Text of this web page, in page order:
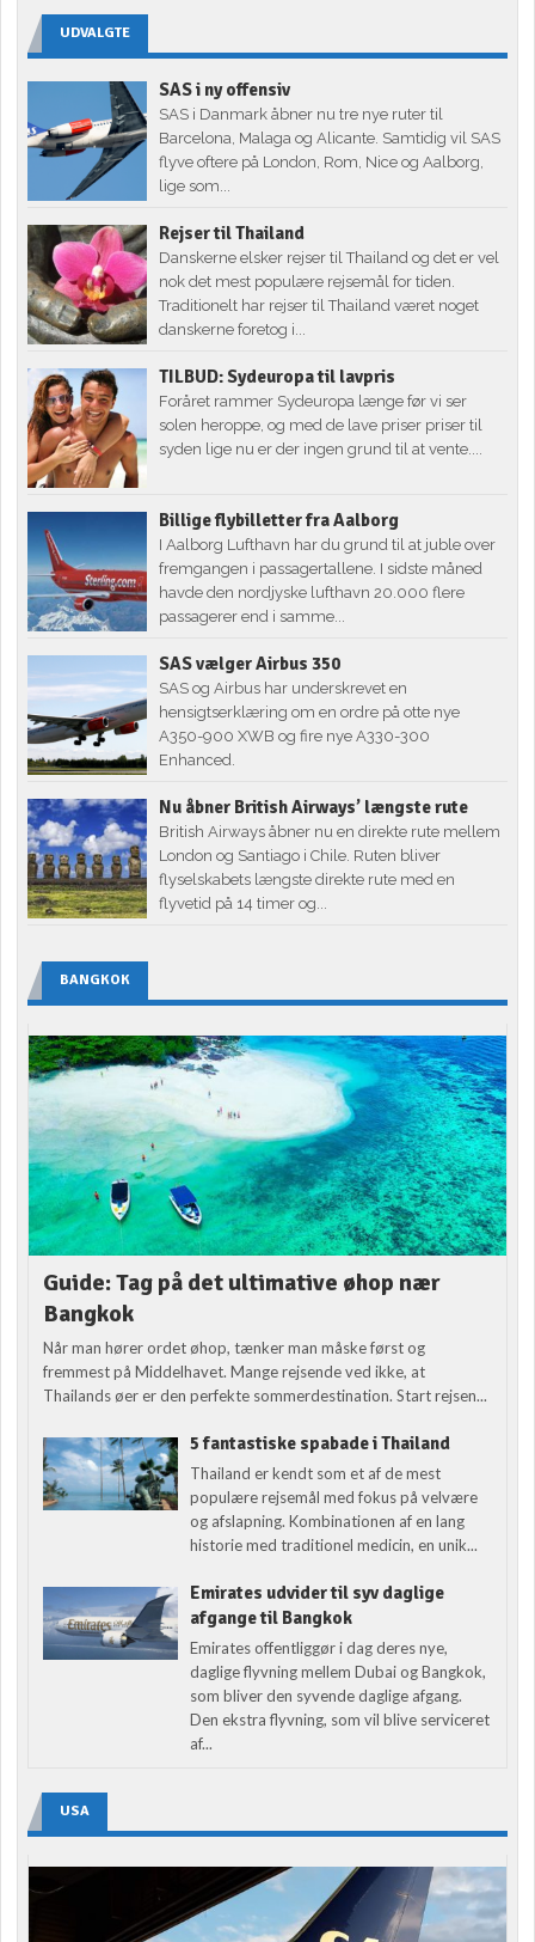
UDVALGTE
SAS i ny offensiv
SAS i Danmark åbner nu tre nye ruter til
Barcelona, Malaga og Alicante. Samtidig vil SAS
flyve oftere på London, Rom, Nice og Aalborg,
lige som...
Rejser til Thailand
Danskerne elsker rejser til Thailand og det er vel
nok det mest populære rejsemål for tiden.
Traditionelt har rejser til Thailand været noget
danskerne foretog i...
TILBUD: Sydeuropa til lavpris
Foråret rammer Sydeuropa længe før vi ser
solen heroppe, og med de lave priser priser til
syden lige nu er der ingen grund til at vente....
Billige flybilletter fra Aalborg
I Aalborg Lufthavn har du grund til at juble over
fremgangen i passagertallene. I sidste måned
havde den nordjyske lufthavn 20.000 flere
passagerer end i samme...
SAS vælger Airbus 350
SAS og Airbus har underskrevet en
hensigtserklæring om en ordre på otte nye
A350-900 XWB og fire nye A330-300
Enhanced.
Nu åbner British Airways’ længste rute
British Airways åbner nu en direkte rute mellem
London og Santiago i Chile. Ruten bliver
flyselskabets længste direkte rute med en
flyvetid på 14 timer og...
BANGKOK
Guide: Tag på det ultimative øhop nær
Bangkok
Når man hører ordet øhop, tænker man måske først og
fremmest på Middelhavet. Mange rejsende ved ikke, at
Thailands øer er den perfekte sommerdestination. Start rejsen...
5 fantastiske spabade i Thailand
Thailand er kendt som et af de mest
populære rejsemål med fokus på velvære
og afslapning. Kombinationen af en lang
historie med traditionel medicin, en unik...
Emirates udvider til syv daglige
afgange til Bangkok
Emirates offentliggør i dag deres nye,
daglige flyvning mellem Dubai og Bangkok,
som bliver den syvende daglige afgang.
Den ekstra flyvning, som vil blive serviceret
af...
USA